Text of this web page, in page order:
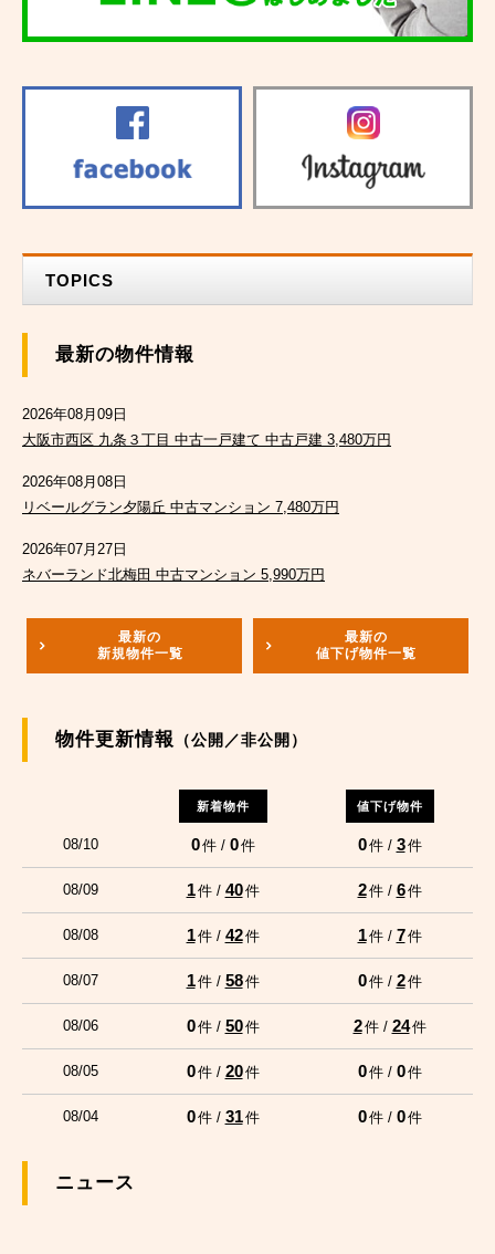
TOPICS
最新の物件情報
2026年08月09日
大阪市西区 九条３丁目 中古一戸建て 中古戸建 3,480万円
2026年08月08日
リベールグラン夕陽丘 中古マンション 7,480万円
2026年07月27日
ネバーランド北梅田 中古マンション 5,990万円
最新の
新規物件一覧
最新の
値下げ物件一覧
物件更新情報 （公開／非公開）
新着物件 値下げ物件
08/10 0件 / 0件 0件 / 3件
08/09 1件 / 40件 2件 / 6件
08/08 1件 / 42件 1件 / 7件
08/07 1件 / 58件 0件 / 2件
08/06 0件 / 50件 2件 / 24件
08/05 0件 / 20件 0件 / 0件
08/04 0件 / 31件 0件 / 0件
ニュース